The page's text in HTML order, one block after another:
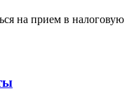
на прием в